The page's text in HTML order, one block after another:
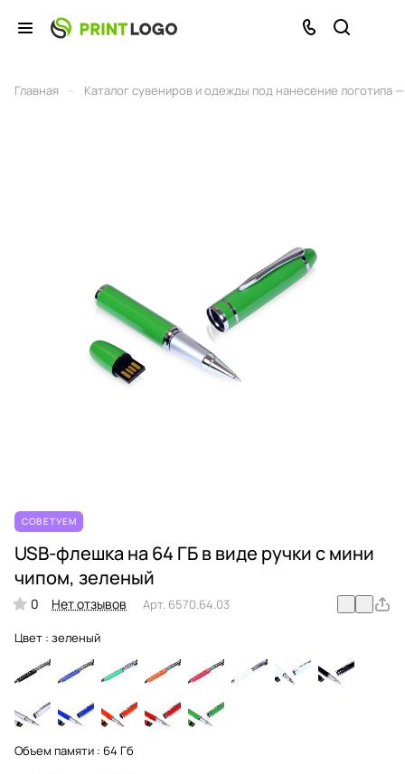
Главная Каталог сувениров и одежды под нанесение логотипа
СОВЕТУЕМ
USB-флешка на 64 ГБ в виде ручки с мини
чипом, зеленый
0 Нет отзывов Арт. 6570.64.03
Цвет : зеленый
Объем памяти : 64 Гб